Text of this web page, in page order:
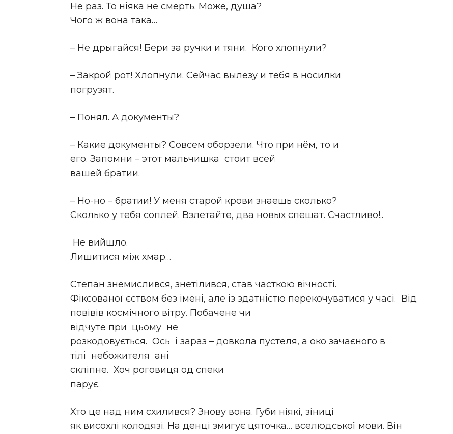
Не раз. То ніяка не смерть. Може, душа?
Чого ж вона така…
– Не дрыгайся! Бери за ручки и тяни. Кого хлопнули?
– Закрой рот! Хлопнули. Сейчас вылезу и тебя в носилки
погрузят.
– Понял. А документы?
– Какие документы? Совсем оборзели. Что при нём, то и
его. Запомни – этот мальчишка стоит всей
вашей братии.
– Но-но – братии! У меня старой крови знаешь сколько?
Сколько у тебя соплей. Взлетайте, два новых спешат. Счастливо!..
Не вийшло.
Лишитися між хмар…
Степан знемислився, знетілився, став часткою вічності.
Фіксованої єством без імені, але із здатністю перекочуватися у часі. Від
повівів космічного вітру. Побачене чи
відчуте при цьому не
розкодовується. Ось і зараз – довкола пустеля, а око зачаєного в
тілі небожителя ані
скліпне. Хоч роговиця од спеки
парує.
Хто це над ним схилився? Знову вона. Губи ніякі, зіниці
як висохлі колодязі. На денці змигує цяточка… вселюдської мови. Він